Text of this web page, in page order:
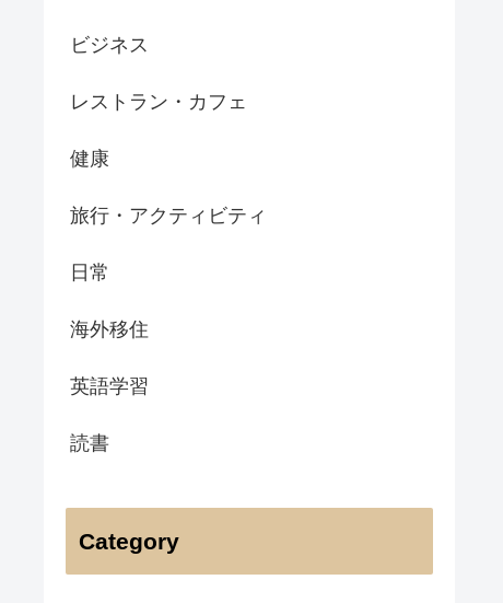
ビジネス
レストラン・カフェ
健康
旅行・アクティビティ
日常
海外移住
英語学習
読書
Category